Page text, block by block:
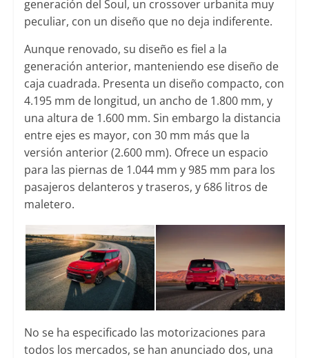
generación del Soul, un crossover urbanita muy
peculiar, con un diseño que no deja indiferente.
Aunque renovado, su diseño es fiel a la
generación anterior, manteniendo ese diseño de
caja cuadrada. Presenta un diseño compacto, con
4.195 mm de longitud, un ancho de 1.800 mm, y
una altura de 1.600 mm. Sin embargo la distancia
entre ejes es mayor, con 30 mm más que la
versión anterior (2.600 mm). Ofrece un espacio
para las piernas de 1.044 mm y 985 mm para los
pasajeros delanteros y traseros, y 686 litros de
maletero.
No se ha especificado las motorizaciones para
todos los mercados, se han anunciado dos, una